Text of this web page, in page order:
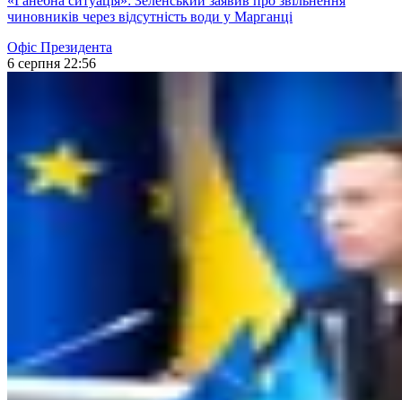
чиновників через відсутність води у Марганці
Офіс Президента
6 серпня 22:56